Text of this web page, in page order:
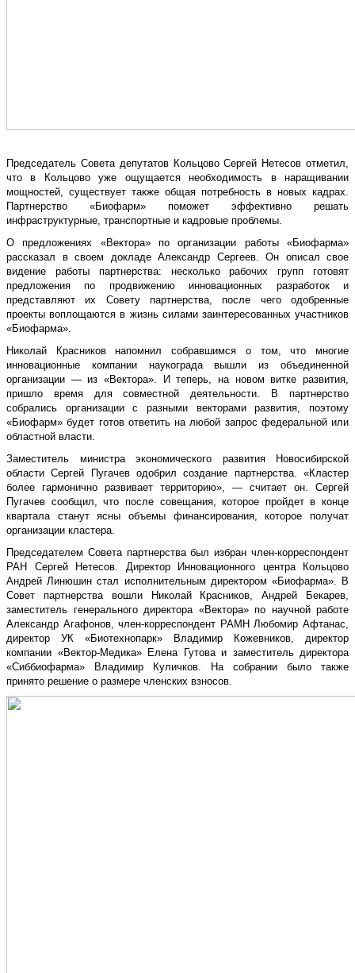
Председатель Совета депутатов Кольцово Сергей Нетесов отметил,
что в Кольцово уже ощущается необходимость в наращивании
мощностей, существует также общая потребность в новых кадрах.
Партнерство «Биофарм» поможет эффективно решать
инфраструктурные, транспортные и кадровые проблемы.
О предложениях «Вектора» по организации работы «Биофарма»
рассказал в своем докладе Александр Сергеев. Он описал свое
видение работы партнерства: несколько рабочих групп готовят
предложения по продвижению инновационных разработок и
представляют их Совету партнерства, после чего одобренные
проекты воплощаются в жизнь силами заинтересованных участников
«Биофарма».
Николай Красников напомнил собравшимся о том, что многие
инновационные компании наукограда вышли из объединенной
организации — из «Вектора». И теперь, на новом витке развития,
пришло время для совместной деятельности. В партнерство
собрались организации с разными векторами развития, поэтому
«Биофарм» будет готов ответить на любой запрос федеральной или
областной власти.
Заместитель министра экономического развития Новосибирской
области Сергей Пугачев одобрил создание партнерства. «Кластер
более гармонично развивает территорию», — считает он. Сергей
Пугачев сообщил, что после совещания, которое пройдет в конце
квартала станут ясны объемы финансирования, которое получат
организации кластера.
Председателем Совета партнерства был избран член-корреспондент
РАН Сергей Нетесов. Директор Инновационного центра Кольцово
Андрей Линюшин стал исполнительным директором «Биофарма». В
Совет партнерства вошли Николай Красников, Андрей Бекарев,
заместитель генерального директора «Вектора» по научной работе
Александр Агафонов, член-корреспондент РАМН Любомир Афтанас,
директор УК «Биотехнопарк» Владимир Кожевников, директор
компании «Вектор-Медика» Елена Гутова и заместитель директора
«Сиббиофарма» Владимир Куличков. На собрании было также
принято решение о размере членских взносов.